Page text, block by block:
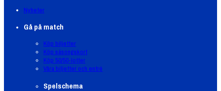
Nyheter
Gå på match
Köp biljetter
Köp säsongskort
Köp 50/50-lotter
Våra biljetter och entré
Spelschema